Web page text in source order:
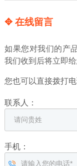
✥ 在线留言
如果您对我们的产
我们收到后将立即给
您也可以直接拨打
联系人：
手机：